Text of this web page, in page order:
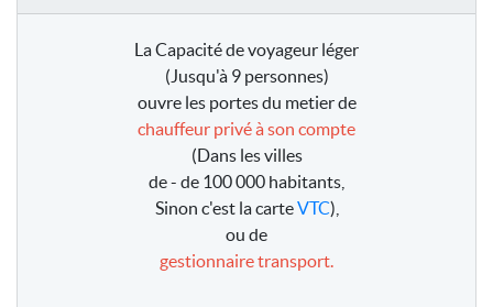
La Capacité de voyageur léger
(Jusqu'à 9 personnes)
ouvre les portes du metier de
chauffeur privé à son compte
(Dans les villes
de - de 100 000 habitants,
Sinon c'est la carteVTC),
ou de
gestionnaire transport.